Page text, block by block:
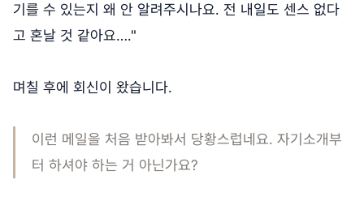
기를 수 있는지 왜 안 알려주시나요. 전 내일도 센스 없다
고 혼날 것 같아요…."
며칠 후에 회신이 왔습니다.
이런 메일을 처음 받아봐서 당황스럽네요. 자기소개부
터 하셔야 하는 거 아닌가요?